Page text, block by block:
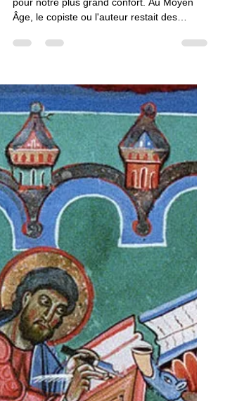
Aujourd'hui, nos sièges sont rembourrés
Âge, le copiste ou l'auteur restait des
assise. Cela, les enlumineurs ne le peignent
pas systématiquement. Voici quelques
exemples selon le type de siège associé et
lorsque que…